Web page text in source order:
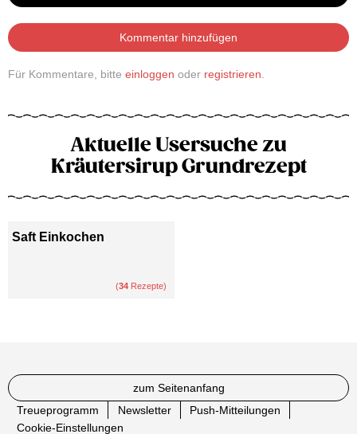
Kommentar hinzufügen
Für Kommentare, bitte einloggen oder registrieren
Aktuelle Usersuche zu
Kräutersirup Grundrezept
Saft Einkochen
(34 Rezepte)
zum Seitenanfang
Treueprogramm
Newsletter
Push-Mitteilungen
Cookie-Einstellungen